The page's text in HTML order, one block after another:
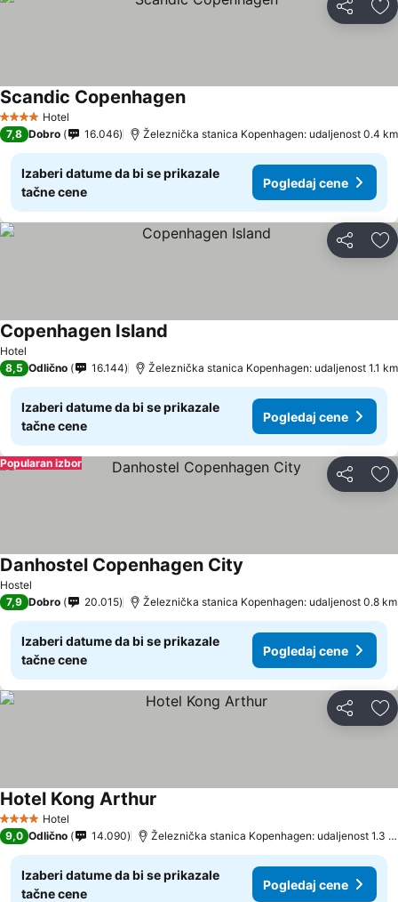
Deli
4 ZvezdiceHotel
Scandic CopenhagenPogledaj cene
7,8 Dobro 16.046 Železnička stanica Kopenhagen: udaljenost 0.4 km
Izaberi datume da bi se prikazale
tačne cene
Pogledaj cene
Deli
Hotel
Copenhagen Island
8,5 Odlično 16.144 Železnička stanica Kopenhagen: udaljenost 1.1 km
Izaberi datume da bi se prikazale
tačne cene
Pogledaj cene
Deli
Popularan izbor
Hostel
Danhostel Copenhagen City
7,9 Dobro 20.015 Železnička stanica Kopenhagen: udaljenost 0.8 km
Izaberi datume da bi se prikazale
tačne cene
Pogledaj cene
Deli
4 ZvezdiceHotel
Hotel Kong Arthur
9,0 Odlično 14.090 Železnička stanica Kopenhagen: udaljenost 1.3
Izaberi datume da bi se prikazale
tačne cene
Pogledaj cene